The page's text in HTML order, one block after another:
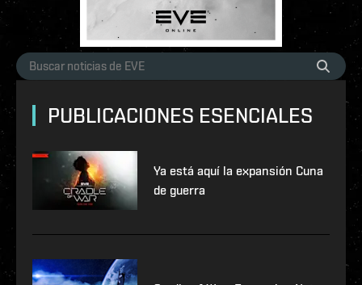
PUBLICACIONES ESENCIALES
Ya está aquí la expansión Cuna
de guerra